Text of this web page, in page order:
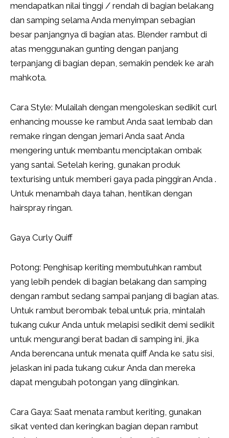
mendapatkan nilai tinggi / rendah di bagian belakang
dan samping selama Anda menyimpan sebagian
besar panjangnya di bagian atas. Blender rambut di
atas menggunakan gunting dengan panjang
terpanjang di bagian depan, semakin pendek ke arah
mahkota.
Cara Style: Mulailah dengan mengoleskan sedikit curl
enhancing mousse ke rambut Anda saat lembab dan
remake ringan dengan jemari Anda saat Anda
mengering untuk membantu menciptakan ombak
yang santai. Setelah kering, gunakan produk
texturising untuk memberi gaya pada pinggiran Anda .
Untuk menambah daya tahan, hentikan dengan
hairspray ringan.
Gaya Curly Quiff
Potong: Penghisap keriting membutuhkan rambut
yang lebih pendek di bagian belakang dan samping
dengan rambut sedang sampai panjang di bagian atas.
Untuk rambut berombak tebal untuk pria, mintalah
tukang cukur Anda untuk melapisi sedikit demi sedikit
untuk mengurangi berat badan di samping ini, jika
Anda berencana untuk menata quiff Anda ke satu sisi,
jelaskan ini pada tukang cukur Anda dan mereka
dapat mengubah potongan yang diinginkan.
Cara Gaya: Saat menata rambut keriting, gunakan
sikat vented dan keringkan bagian depan rambut